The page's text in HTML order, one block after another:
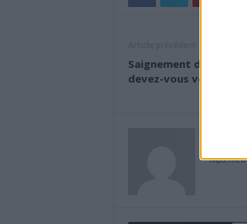
Saignement des
devez-vous vous
https://